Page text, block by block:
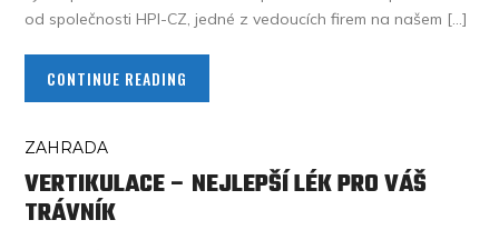
od společnosti HPI-CZ, jedné z vedoucích firem na našem […]
CONTINUE READING
ZAHRADA
VERTIKULACE – NEJLEPŠÍ LÉK PRO VÁŠ
TRÁVNÍK